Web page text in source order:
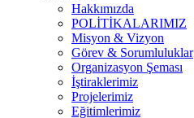
Hakkımızda
POLİTİKALARIMIZ
Misyon & Vizyon
Görev & Sorumluluklar
Organizasyon Şeması
İştiraklerimiz
Projelerimiz
Eğitimlerimiz